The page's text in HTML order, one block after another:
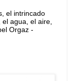
el intrincado
agua, el aire,
Orgaz -